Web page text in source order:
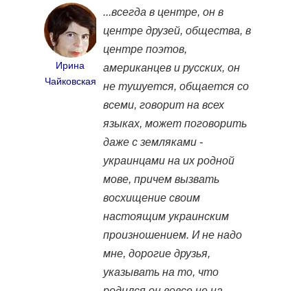
Ирина
Чайковская
...всегда в центре, он в
центре друзей, общества, в
центре поэтов,
американцев и русских, он
не тушуется, общается со
всеми, говорит на всех
языках, может поговорить
даже с земляками -
украинцами на их родной
мове, причем вызвать
восхищение своим
настоящим украинским
произношением. И не надо
мне, дорогие друзья,
указывать на то, что